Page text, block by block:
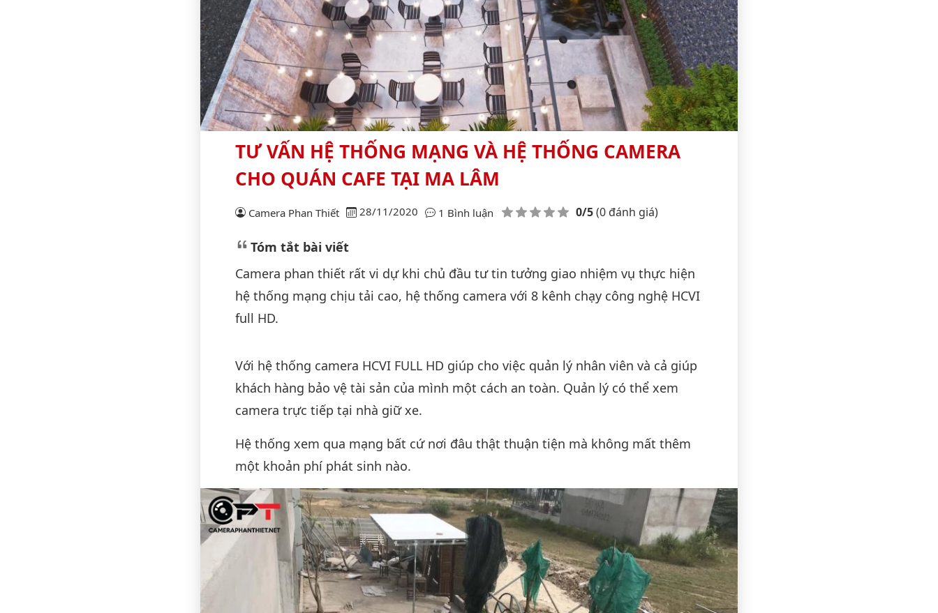
TƯ VẤN HỆ THỐNG MẠNG VÀ HỆ THỐNG CAMERA
CHO QUÁN CAFE TẠI MA LÂM
Camera Phan Thiết 28/11/2020 1 Bình luận Điểm đánh giá 0/5(0 đánh giá)
Tóm tắt bài viết
Camera phan thiết rất vi dự khi chủ đầu tư tin tưởng giao nhiệm vụ thực hiện
hệ thống mạng chịu tải cao, hệ thống camera với 8 kênh chạy công nghệ HCVI
full HD.
Nội dung bài viết
Với hệ thống camera HCVI FULL HD giúp cho việc quản lý nhân viên và cả giúp
khách hàng bảo vệ tài sản của mình một cách an toàn. Quản lý có thể xem
camera trực tiếp tại nhà giữ xe.
Hệ thống xem qua mạng bất cứ nơi đâu thật thuận tiện mà không mất thêm
một khoản phí phát sinh nào.